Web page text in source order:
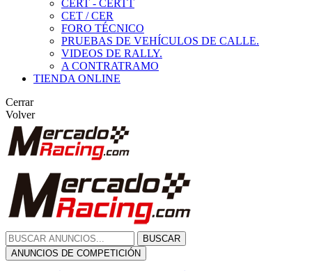
CERT - CERTT
CET / CER
FORO TÉCNICO
PRUEBAS DE VEHÍCULOS DE CALLE.
VIDEOS DE RALLY.
A CONTRATRAMO
TIENDA ONLINE
Cerrar
Volver
BUSCAR
ANUNCIOS DE COMPETICIÓN